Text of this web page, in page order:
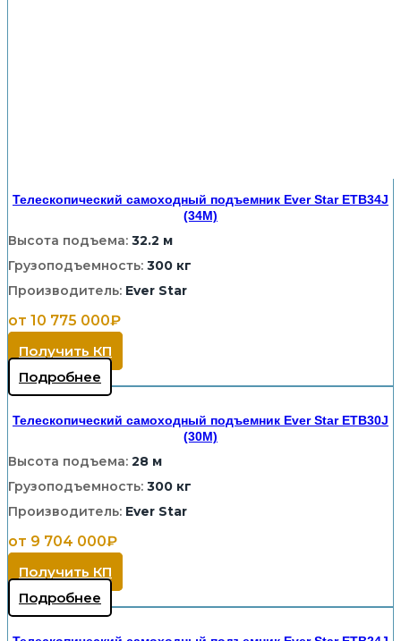
Телескопический самоходный подъемник Ever Star ETB34J
(34M)
Высота подъема: 32.2 м
Грузоподъемность: 300 кг
Производитель: Ever Star
от 10 775 000₽
Получить КП
Подробнее
Телескопический самоходный подъемник Ever Star ETB30J
(30M)
Высота подъема: 28 м
Грузоподъемность: 300 кг
Производитель: Ever Star
от 9 704 000₽
Получить КП
Подробнее